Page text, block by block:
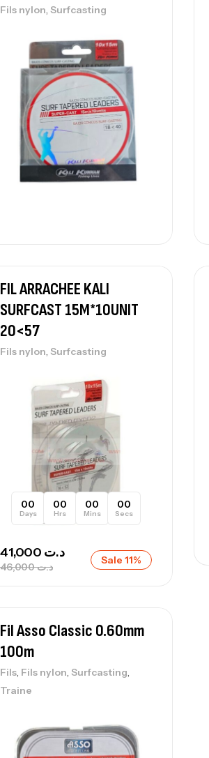
Fils nylon, Surfcasting
FIL ARRACHEE KALI
SURFCAST 15M*10UNIT
20<57
Fils nylon, Surfcasting
00
Days
00
Hrs
00
Mins
00
Secs
د.ت46,000
د.ت Sale 11%
Fil Asso Classic 0.60mm
100m
Fils, Fils nylon, Surfcasting,
Traine